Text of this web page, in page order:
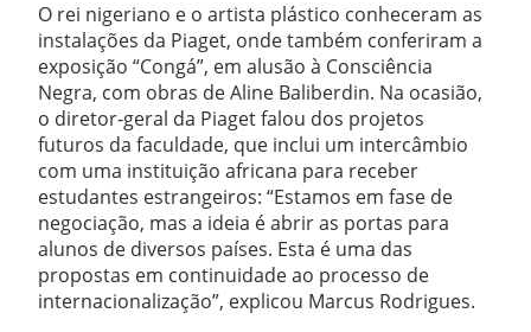
O rei nigeriano e o artista plástico conheceram as
instalações da Piaget, onde também conferiram a
exposição “Congá”, em alusão à Consciência
Negra, com obras de Aline Baliberdin. Na ocasião,
o diretor-geral da Piaget falou dos projetos
futuros da faculdade, que inclui um intercâmbio
com uma instituição africana para receber
estudantes estrangeiros: “Estamos em fase de
negociação, mas a ideia é abrir as portas para
alunos de diversos países. Esta é uma das
propostas em continuidade ao processo de
internacionalização”, explicou Marcus Rodrigues.